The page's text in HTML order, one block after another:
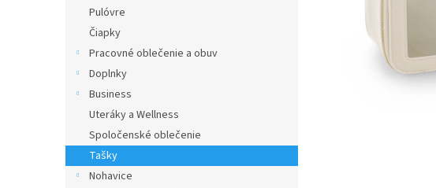
Pulóvre
Čiapky
Pracovné oblečenie a obuv
Doplnky
Business
Uteráky a Wellness
Spoločenské oblečenie
Tašky
Nohavice